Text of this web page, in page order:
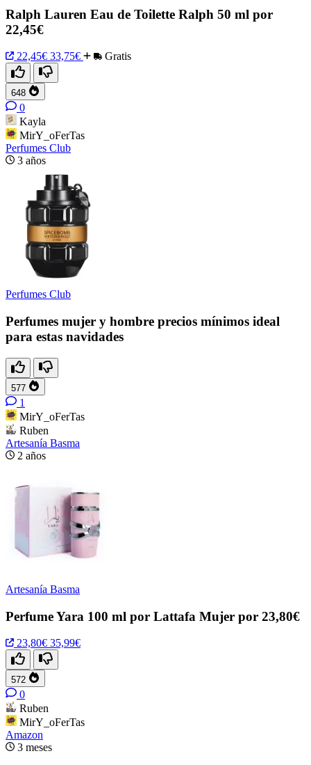
Ralph Lauren Eau de Toilette Ralph 50 ml por
22,45€
22,45€ 33,75€ Gratis
648
0
Kayla
MirY_oFerTas
Perfumes Club
3 años
Perfumes Club
Perfumes mujer y hombre precios mínimos ideal
para estas navidades
577
1
MirY_oFerTas
Ruben
Artesanía Basma
2 años
Artesanía Basma
Perfume Yara 100 ml por Lattafa Mujer por 23,80€
23,80€ 35,99€
572
0
Ruben
MirY_oFerTas
Amazon
3 meses